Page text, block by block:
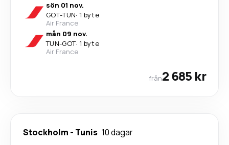
sön 01 nov.
GOT-TUN· 1 byte
Air France
mån 09 nov.
TUN-GOT· 1 byte
Air France
från2 685 kr
Stockholm - Tunis 10 dagar